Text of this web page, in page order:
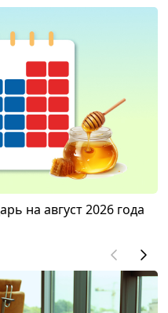
на август 2026 года